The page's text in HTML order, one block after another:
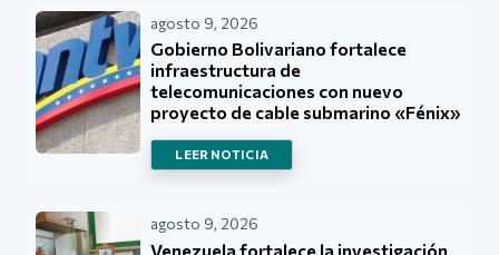
agosto 9, 2026
Gobierno Bolivariano fortalece
infraestructura de
telecomunicaciones con nuevo
proyecto de cable submarino «Fénix»
LEER NOTICIA
agosto 9, 2026
Venezuela fortalece la investigación